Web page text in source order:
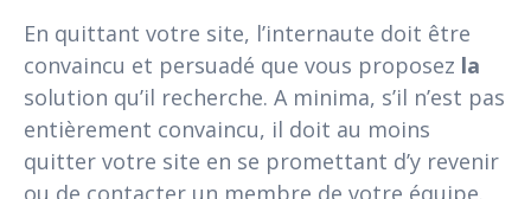
En quittant votre site, l’internaute doit être
convaincu et persuadé que vous proposez la
solution qu’il recherche. A minima, s’il n’est pas
entièrement convaincu, il doit au moins
quitter votre site en se promettant d’y revenir